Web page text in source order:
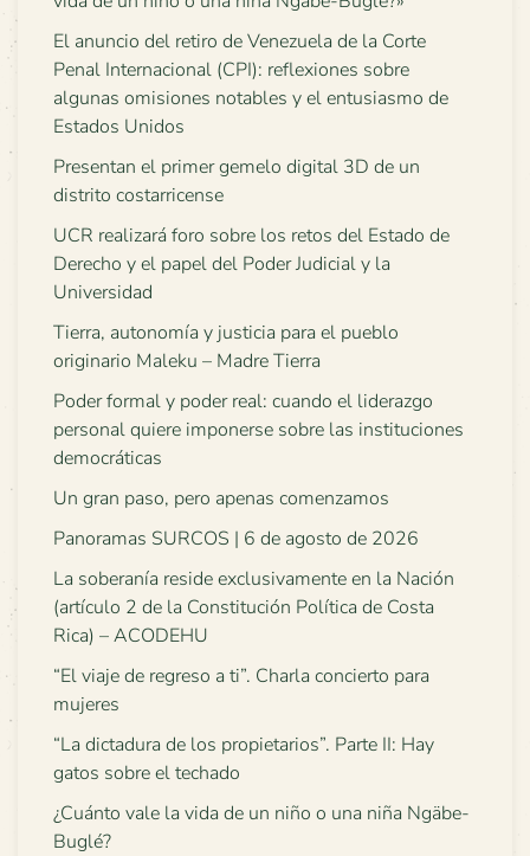
El anuncio del retiro de Venezuela de la Corte
Penal Internacional (CPI): reflexiones sobre
algunas omisiones notables y el entusiasmo de
Estados Unidos
Presentan el primer gemelo digital 3D de un
distrito costarricense
UCR realizará foro sobre los retos del Estado de
Derecho y el papel del Poder Judicial y la
Universidad
Tierra, autonomía y justicia para el pueblo
originario Maleku – Madre Tierra
Poder formal y poder real: cuando el liderazgo
personal quiere imponerse sobre las instituciones
democráticas
Un gran paso, pero apenas comenzamos
Panoramas SURCOS | 6 de agosto de 2026
La soberanía reside exclusivamente en la Nación
(artículo 2 de la Constitución Política de Costa
Rica) – ACODEHU
“El viaje de regreso a ti”. Charla concierto para
mujeres
“La dictadura de los propietarios”. Parte II: Hay
gatos sobre el techado
¿Cuánto vale la vida de un niño o una niña Ngäbe-
Buglé?